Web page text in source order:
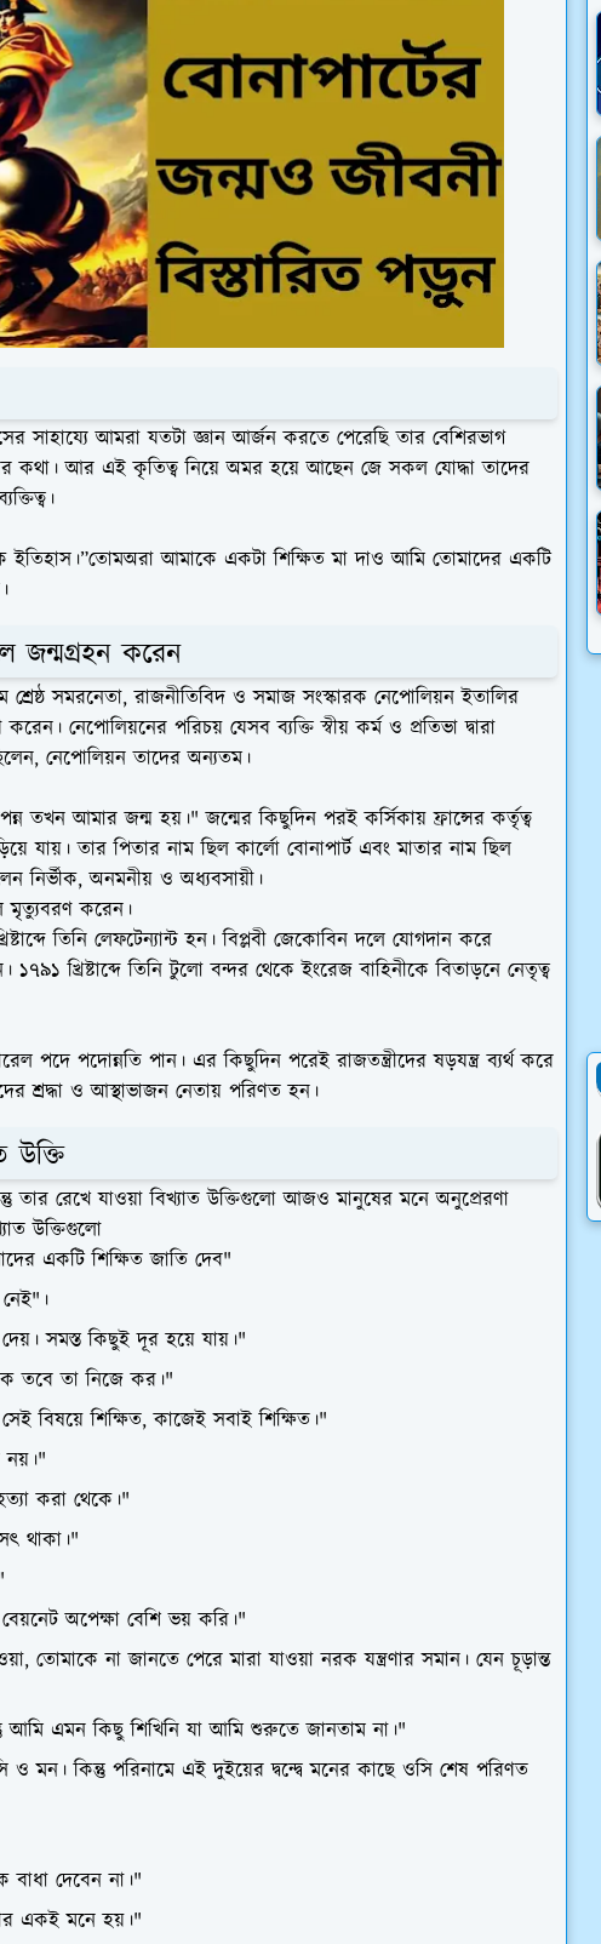
সাহায্যে আমরা যতটা জ্ঞান আর্জন করতে পেরেছি তার বেশিরভাগ
কথা। আর এই কৃতিত্ব নিয়ে অমর হয়ে আছেন জে সকল যোদ্ধা তাদের
আমাকে একটা শিক্ষিত মা দাও আমি তোমাদের একটি
জন্মগ্রহন করেন
শ্রেষ্ঠ সমরনেতা, রাজনীতিবিদ ও সমাজ সংস্কারক নেপোলিয়ন ইতালির
করেন। নেপোলিয়নের পরিচয় যেসব ব্যক্তি স্বীয় কর্ম ও প্রতিভা দ্বারা
নেপোলিয়ন তাদের অন্যতম।
তখন আমার জন্ম হয়।" জন্মের কিছুদিন পরই কর্সিকায় ফ্রান্সের কর্তৃত্ব
যায়। তার পিতার নাম ছিল কার্লো বোনাপার্ট এবং মাতার নাম ছিল
নির্ভীক, অনমনীয় ও অধ্যবসায়ী।
মৃত্যুবরণ করেন।
তিনি লেফটেন্যান্ট হন। বিপ্লবী জেকোবিন দলে যোগদান করে
১৭৯১ খ্রিষ্টাব্দে তিনি টুলো বন্দর থেকে ইংরেজ বাহিনীকে বিতাড়নে নেতৃত্ব
পদে পদোন্নতি পান। এর কিছুদিন পরেই রাজতন্ত্রীদের ষড়যন্ত্র ব্যর্থ করে
শ্রদ্ধা ও আস্থাভাজন নেতায় পরিণত হন।
উক্তি
তার রেখে যাওয়া বিখ্যাত উক্তিগুলো আজও মানুষের মনে অনুপ্রেরণা
উক্তিগুলো
একটি শিক্ষিত জাতি দেব"
সমস্ত কিছুই দূর হয়ে যায়।"
তবে তা নিজে কর।"
বিষয়ে শিক্ষিত, কাজেই সবাই শিক্ষিত।"
নয়।"
করা থেকে।"
থাকা।"
অপেক্ষা বেশি ভয় করি।"
তোমাকে না জানতে পেরে মারা যাওয়া নরক যন্ত্রণার সমান। যেন চূড়ান্ত
আমি এমন কিছু শিখিনি যা আমি শুরুতে জানতাম না।"
ও মন। কিন্তু পরিনামে এই দুইয়ের দ্বন্দ্বে মনের কাছে ওসি শেষ পরিণত
দেবেন না।"
একই মনে হয়।"